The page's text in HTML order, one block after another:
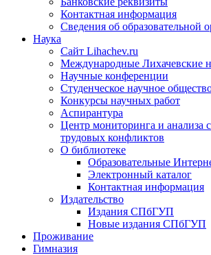
Контактная информация
Сведения об образовательной
Наука
Сайт Lihachev.ru
Международные Лихачевские
Научные конференции
Студенческое научное
Конкурсы научных работ
Аспирантура
Центр мониторинга и анализа
трудовых конфликтов
О библиотеке
Образовательные
Электронный каталог
Контактная информация
Издательство
Издания СПбГУП
Новые издания СПбГУП
Проживание
Гимназия